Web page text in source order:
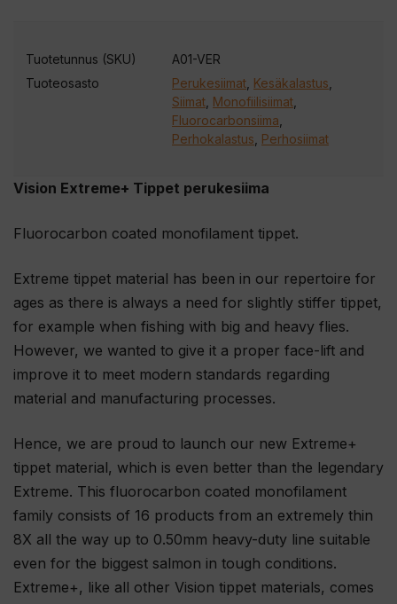
Vision Extreme+ Tippet perukesiima
Fluorocarbon coated monofilament tippet.
Extreme tippet material has been in our repertoire for
ages as there is always a need for slightly stiffer tippet,
for example when fishing with big and heavy flies.
However, we wanted to give it a proper face-lift and
improve it to meet modern standards regarding
material and manufacturing processes.
Hence, we are proud to launch our new Extreme+
tippet material, which is even better than the legendary
Extreme. This fluorocarbon coated monofilament
family consists of 16 products from an extremely thin
8X all the way up to 0.50mm heavy-duty line suitable
even for the biggest salmon in tough conditions.
Extreme+, like all other Vision tippet materials, comes
Tuotetunnus (SKU)
A01-VER
Tuoteosasto
Perukesiimat, Kesäkalastus,
Siimat, Monofiilisiimat,
Fluorocarbonsiima,
Perhokalastus, Perhosiimat